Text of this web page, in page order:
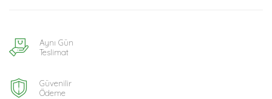
Aynı Gün
Teslimat
Güvenilir
Ödeme